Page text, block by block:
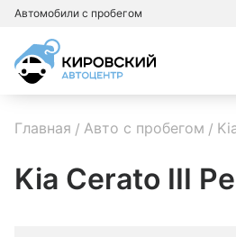
Автомобили с пробегом
Главная Авто с пробегом
Kia Cerato III